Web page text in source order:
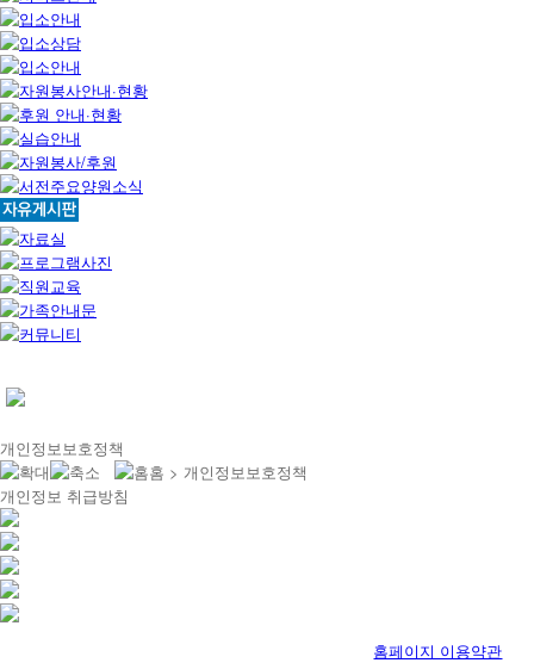
개인정보보호정책
홈 > 개인정보보호정책
개인정보 취급방침
홈페이지 이용약관